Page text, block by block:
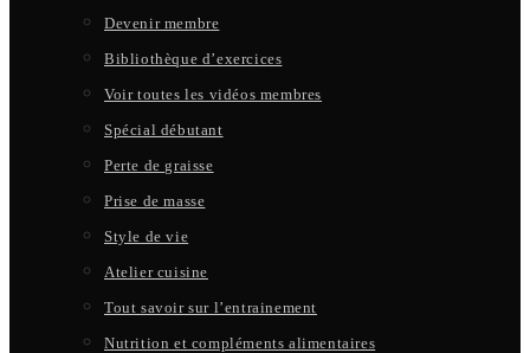
Devenir membre
Bibliothèque d’exercices
Voir toutes les vidéos membres
Spécial débutant
Perte de graisse
Prise de masse
Style de vie
Atelier cuisine
Tout savoir sur l’entrainement
Nutrition et compléments alimentaires